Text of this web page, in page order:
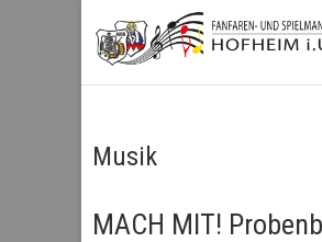
Fanfaren- und
Spielmannszug
Musik
MACH MIT!